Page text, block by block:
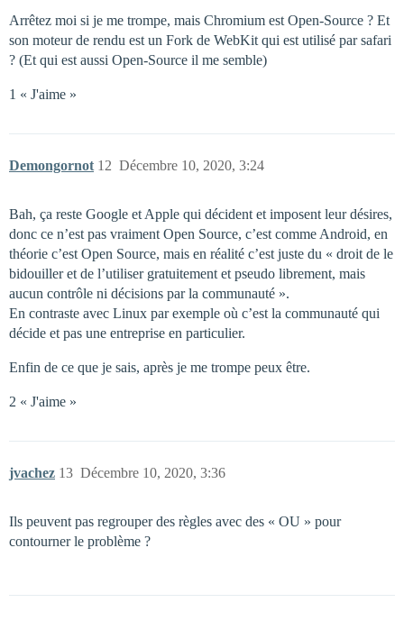
Arrêtez moi si je me trompe, mais Chromium est Open-Source ? Et
son moteur de rendu est un Fork de WebKit qui est utilisé par safari
? (Et qui est aussi Open-Source il me semble)
1 « J'aime »
Demongornot Décembre 10, 2020, 3:24
12
Bah, ça reste Google et Apple qui décident et imposent leur désires,
donc ce n’est pas vraiment Open Source, c’est comme Android, en
théorie c’est Open Source, mais en réalité c’est juste du « droit de le
bidouiller et de l’utiliser gratuitement et pseudo librement, mais
aucun contrôle ni décisions par la communauté ».
En contraste avec Linux par exemple où c’est la communauté qui
décide et pas une entreprise en particulier.
Enfin de ce que je sais, après je me trompe peux être.
2 « J'aime »
jvachez Décembre 10, 2020, 3:36
13
Ils peuvent pas regrouper des règles avec des « OU » pour
contourner le problème ?